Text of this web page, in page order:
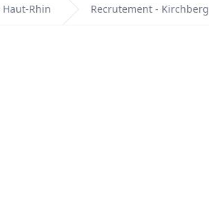
Rhin Recrutement - Kirchberg